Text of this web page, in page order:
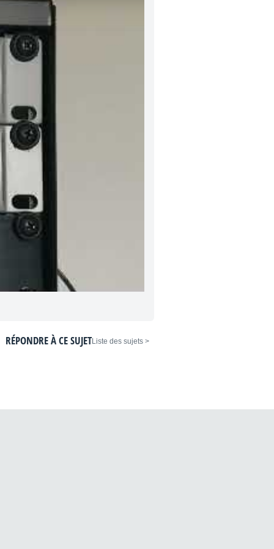
< Liste des sujets
RÉPONDRE À CE SUJET